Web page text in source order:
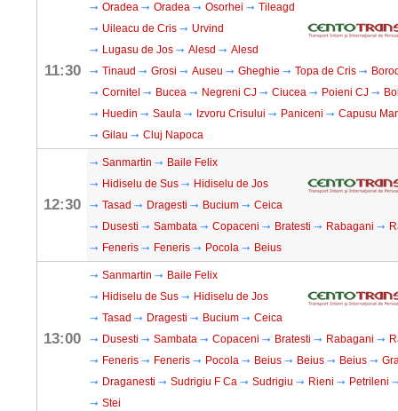
11:30
Oradea Oradea Osorhei
Tileagd
Uileacu de Cris
Urvind
Lugasu de Jos
Alesd
Alesd
Tinaud
Grosi Auseu Gheghie Topa de Cris
Cornitel
Bucea Negreni CJ Ciucea Poieni CJ
Huedin
Saula Izvoru Crisului Paniceni
Capusu
Gilau
Cluj Napoca
12:30
Sanmartin
Baile Felix
Hidiselu de Sus
Hidiselu de Jos
Tasad
Dragesti Bucium
Ceica
Dusesti
Sambata Copaceni Bratesti Rabagani
Feneris
Feneris Pocola Beius
13:00
Sanmartin
Baile Felix
Hidiselu de Sus
Hidiselu de Jos
Tasad
Dragesti Bucium
Ceica
Dusesti
Sambata Copaceni Bratesti Rabagani
Feneris
Feneris Pocola Beius Beius Beius
Draganesti
Sudrigiu F Ca Sudrigiu Rieni
Petrileni
Stei